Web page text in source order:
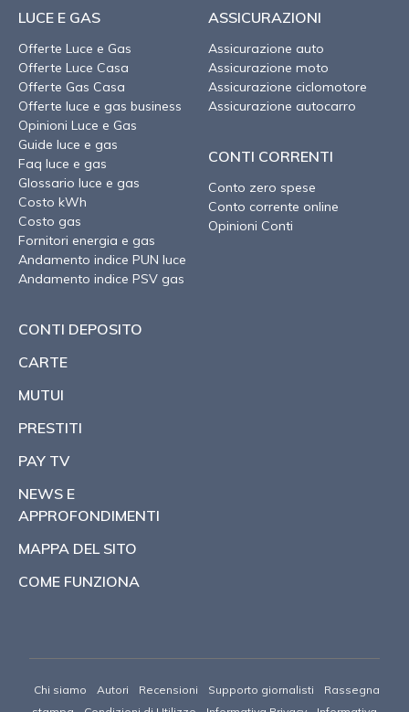
LUCE E GAS
Offerte Luce e Gas
Offerte Luce Casa
Offerte Gas Casa
Offerte luce e gas business
Opinioni Luce e Gas
Guide luce e gas
Faq luce e gas
Glossario luce e gas
Costo kWh
Costo gas
Fornitori energia e gas
Andamento indice PUN luce
Andamento indice PSV gas
ASSICURAZIONI
Assicurazione auto
Assicurazione moto
Assicurazione ciclomotore
Assicurazione autocarro
CONTI CORRENTI
Conto zero spese
Conto corrente online
Opinioni Conti
CONTI DEPOSITO
CARTE
MUTUI
PRESTITI
PAY TV
NEWS E
APPROFONDIMENTI
MAPPA DEL SITO
COME FUNZIONA
Chi siamo Autori Recensioni Supporto giornalisti
Rassegna